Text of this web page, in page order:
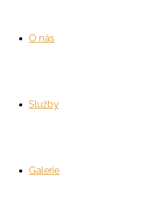
O nás
Služby
Galerie